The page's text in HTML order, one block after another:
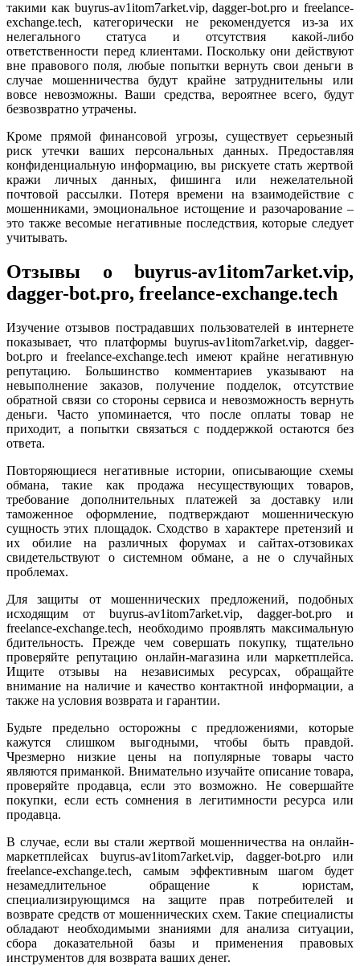
такими как buyrus-av1itom7arket.vip, dagger-bot.pro и freelance-
exchange.tech, категорически не рекомендуется из-за их
нелегального статуса и отсутствия какой-либо
ответственности перед клиентами. Поскольку они действуют
вне правового поля, любые попытки вернуть свои деньги в
случае мошенничества будут крайне затруднительны или
вовсе невозможны. Ваши средства, вероятнее всего, будут
безвозвратно утрачены.
Кроме прямой финансовой угрозы, существует серьезный
риск утечки ваших персональных данных. Предоставляя
конфиденциальную информацию, вы рискуете стать жертвой
кражи личных данных, фишинга или нежелательной
почтовой рассылки. Потеря времени на взаимодействие с
мошенниками, эмоциональное истощение и разочарование –
это также весомые негативные последствия, которые следует
учитывать.
Отзывы о buyrus-av1itom7arket.vip,
dagger-bot.pro, freelance-exchange.tech
Изучение отзывов пострадавших пользователей в интернете
показывает, что платформы buyrus-av1itom7arket.vip, dagger-
bot.pro и freelance-exchange.tech имеют крайне негативную
репутацию. Большинство комментариев указывают на
невыполнение заказов, получение подделок, отсутствие
обратной связи со стороны сервиса и невозможность вернуть
деньги. Часто упоминается, что после оплаты товар не
приходит, а попытки связаться с поддержкой остаются без
ответа.
Повторяющиеся негативные истории, описывающие схемы
обмана, такие как продажа несуществующих товаров,
требование дополнительных платежей за доставку или
таможенное оформление, подтверждают мошенническую
сущность этих площадок. Сходство в характере претензий и
их обилие на различных форумах и сайтах-отзовиках
свидетельствуют о системном обмане, а не о случайных
проблемах.
Для защиты от мошеннических предложений, подобных
исходящим от buyrus-av1itom7arket.vip, dagger-bot.pro и
freelance-exchange.tech, необходимо проявлять максимальную
бдительность. Прежде чем совершать покупку, тщательно
проверяйте репутацию онлайн-магазина или маркетплейса.
Ищите отзывы на независимых ресурсах, обращайте
внимание на наличие и качество контактной информации, а
также на условия возврата и гарантии.
Будьте предельно осторожны с предложениями, которые
кажутся слишком выгодными, чтобы быть правдой.
Чрезмерно низкие цены на популярные товары часто
являются приманкой. Внимательно изучайте описание товара,
проверяйте продавца, если это возможно. Не совершайте
покупки, если есть сомнения в легитимности ресурса или
продавца.
В случае, если вы стали жертвой мошенничества на онлайн-
маркетплейсах buyrus-av1itom7arket.vip, dagger-bot.pro или
freelance-exchange.tech, самым эффективным шагом будет
незамедлительное обращение к юристам,
специализирующимся на защите прав потребителей и
возврате средств от мошеннических схем. Такие специалисты
обладают необходимыми знаниями для анализа ситуации,
сбора доказательной базы и применения правовых
инструментов для возврата ваших денег.